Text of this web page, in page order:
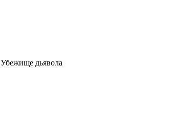
Убежище дьявола